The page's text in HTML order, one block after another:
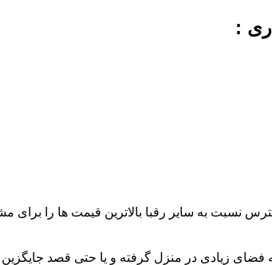
:
نسبت به سایر رقبا بالاترین قیمت ها را برای
فضای زیادی در منزل گرفته و یا حتی قصد